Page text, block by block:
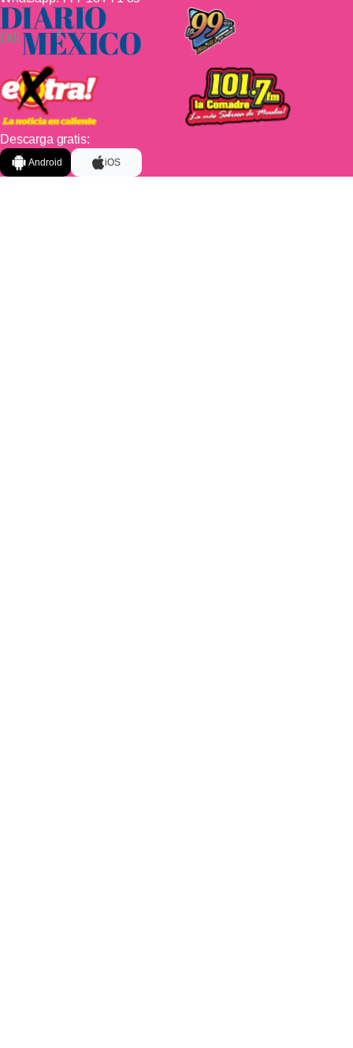
Descarga gratis:
Android iOS